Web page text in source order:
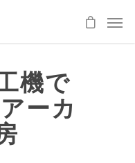
機で
ーカ